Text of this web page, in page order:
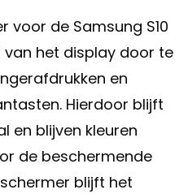
voor de Samsung S10
het display door te
en
Hierdoor blijft
en blijven kleuren
de beschermende
blijft het